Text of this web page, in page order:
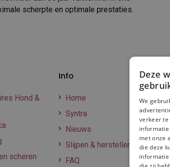
scherpte en optimale prestaties.
Info
Home
Syntra
Nieuws
Slijpen & herstellen
FAQ
Hond &
scheren
Deze
We
verkeer te
informatie
met onze
die deze